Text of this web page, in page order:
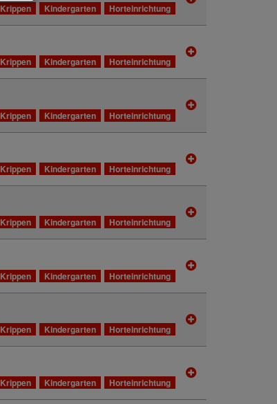
Krippen Kindergarten Horteinrichtung
Krippen Kindergarten Horteinrichtung
Krippen Kindergarten Horteinrichtung
Krippen Kindergarten Horteinrichtung
Krippen Kindergarten Horteinrichtung
Krippen Kindergarten Horteinrichtung
Krippen Kindergarten Horteinrichtung
Krippen Kindergarten Horteinrichtung